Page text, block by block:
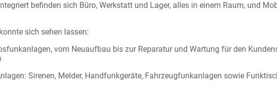
befinden sich Büro, Werkstatt und Lager, alles in einem Raum, und
sich sehen lassen:
vom Neuaufbau bis zur Reparatur und Wartung für den
Sirenen, Melder, Handfunkgeräte, Fahrzeugfunkanlagen sowie